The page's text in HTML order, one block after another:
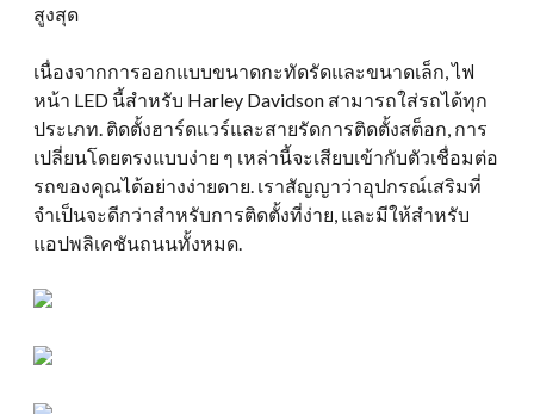
สูงสุด
เนื่องจากการออกแบบขนาดกะทัดรัดและขนาดเล็ก, ไฟ
หน้า LED นี้สำหรับ Harley Davidson สามารถใส่รถได้ทุก
ประเภท. ติดตั้งฮาร์ดแวร์และสายรัดการติดตั้งสต็อก, การ
เปลี่ยนโดยตรงแบบง่าย ๆ เหล่านี้จะเสียบเข้ากับตัวเชื่อมต่อ
รถของคุณได้อย่างง่ายดาย. เราสัญญาว่าอุปกรณ์เสริมที่
จำเป็นจะดีกว่าสำหรับการติดตั้งที่ง่าย, และมีให้สำหรับ
แอปพลิเคชันถนนทั้งหมด.